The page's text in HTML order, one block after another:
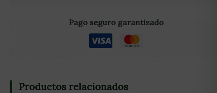
Pago seguro garantizado
Productos relacionados